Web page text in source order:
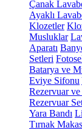
Çanak
Ayaklı
Klozetler
Musluklar
Aparatı
Setleri
Batarya ve
Eviye Sifonu
Rezervuar ve
Rezervuar
Yara Bandı
Tırnak